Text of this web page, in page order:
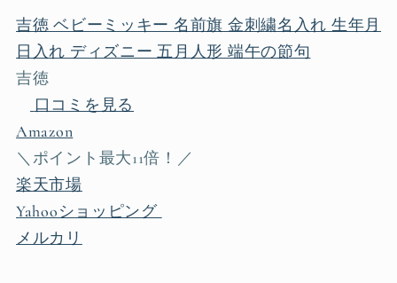
吉徳 ベビーミッキー 名前旗 金刺繍名入れ 生年月
日入れ ディズニー 五月人形 端午の節句
吉徳
口コミを見る
Amazon
＼ポイント最大11倍！／
楽天市場
Yahooショッピング
メルカリ